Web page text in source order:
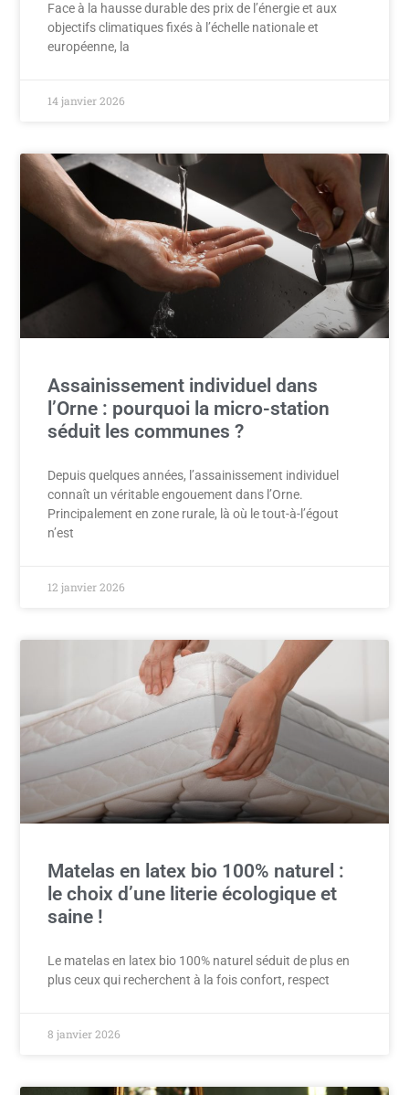
Face à la hausse durable des prix de l’énergie et aux
objectifs climatiques fixés à l’échelle nationale et
européenne, la
14 janvier 2026
Assainissement individuel dans
l’Orne : pourquoi la micro-station
séduit les communes ?
Depuis quelques années, l’assainissement individuel
connaît un véritable engouement dans l’Orne.
Principalement en zone rurale, là où le tout-à-l’égout
n’est
12 janvier 2026
Matelas en latex bio 100% naturel :
le choix d’une literie écologique et
saine !
Le matelas en latex bio 100% naturel séduit de plus en
plus ceux qui recherchent à la fois confort, respect
8 janvier 2026